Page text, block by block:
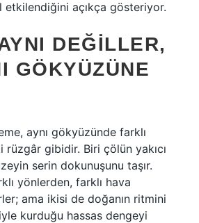
etkilendiğini açıkça gösteriyor.
DEĞILLER,
GÖKYÜZÜNE
aynı gökyüzünde farklı
gibidir. Biri çölün yakıcı
serin dokunuşunu taşır.
yönlerden, farklı hava
ama ikisi de doğanın ritmini
kurduğu hassas dengeyi